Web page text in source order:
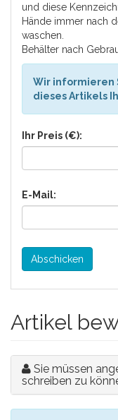
und diese
Hände immer nach
waschen.
Behälter nach
Wir informieren
dieses Artikels
Ihr Preis (€):
E-Mail:
Abschicken
Artikel
Sie müssen
schreiben zu